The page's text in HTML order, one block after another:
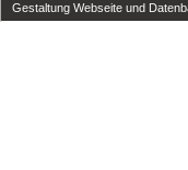
Gestaltung Webseite und